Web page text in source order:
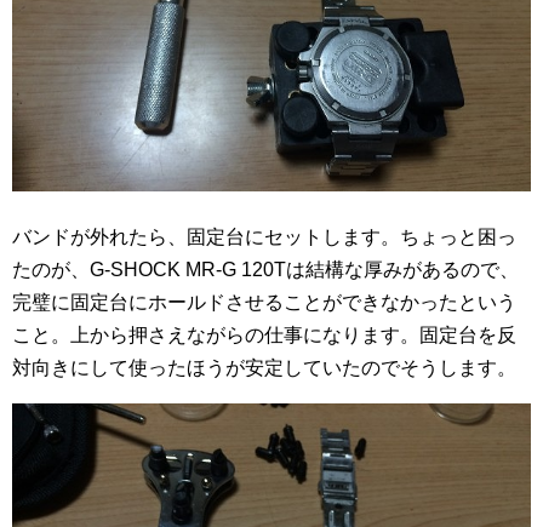
バンドが外れたら、固定台にセットします。ちょっと困っ
たのが、G-SHOCK MR-G 120Tは結構な厚みがあるので、
完璧に固定台にホールドさせることができなかったという
こと。上から押さえながらの仕事になります。固定台を反
対向きにして使ったほうが安定していたのでそうします。